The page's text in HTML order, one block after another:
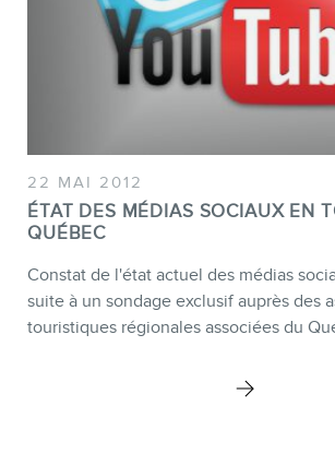
22 MAI 2012
ÉTAT DES MÉDIAS SOCIAUX EN
QUÉBEC
Constat de l'état actuel des médias
suite à un sondage exclusif auprès des
touristiques régionales associées du